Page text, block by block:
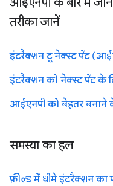
तरीका जानें
इंटरैक्शन टू नेक्स्ट पेंट
इंटरैक्शन को नेक्स्ट पेंट के
आईएनपी को बेहतर बनाने
समस्या का हल
फ़ील्ड में धीमे इंटरैक्शन का